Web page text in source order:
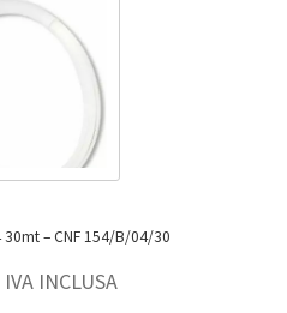
Sonda in Perlon d.4 30mt – CNF 154/B/04/30
IVA INCLUSA